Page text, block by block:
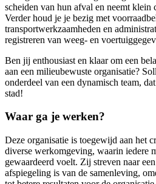
scheiden van hun afval en neemt klein
Verder houd je je bezig met
transportwerkzaamheden en
registreren van weeg- en
Ben jij enthousiast en klaar om een
aan een milieubewuste organisatie?
onderdeel van een dynamisch team,
stad!
Waar ga je werken?
Deze organisatie is toegewijd aan het
diverse werkomgeving, waarin iedere
gewaardeerd voelt. Zij streven naar
afspiegeling is van de samenleving,